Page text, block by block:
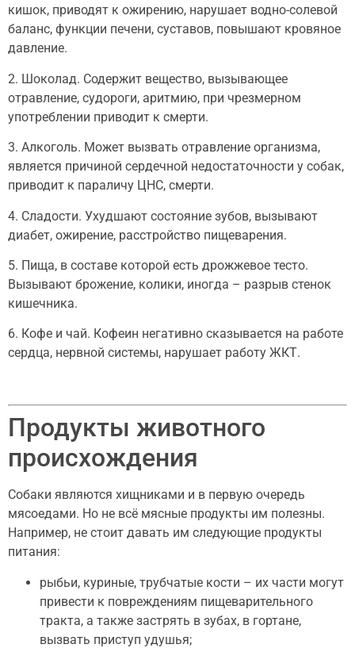
кишок, приводят к ожирению, нарушает водно-солевой
баланс, функции печени, суставов, повышают кровяное
давление.
2. Шоколад. Содержит вещество, вызывающее
отравление, судороги, аритмию, при чрезмерном
употреблении приводит к смерти.
3. Алкоголь. Может вызвать отравление организма,
является причиной сердечной недостаточности у собак,
приводит к параличу ЦНС, смерти.
4. Сладости. Ухудшают состояние зубов, вызывают
диабет, ожирение, расстройство пищеварения.
5. Пища, в составе которой есть дрожжевое тесто.
Вызывают брожение, колики, иногда – разрыв стенок
кишечника.
6. Кофе и чай. Кофеин негативно сказывается на работе
сердца, нервной системы, нарушает работу ЖКТ.
Продукты животного
происхождения
Собаки являются хищниками и в первую очередь
мясоедами. Но не всё мясные продукты им полезны.
Например, не стоит давать им следующие продукты
питания:
рыбьи, куриные, трубчатые кости – их части могут
привести к повреждениям пищеварительного
тракта, а также застрять в зубах, в гортане,
вызвать приступ удушья;